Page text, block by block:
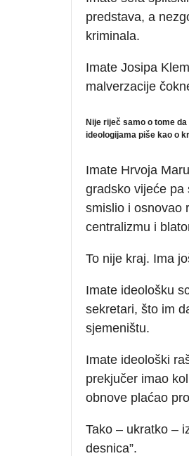
predstava, a
kriminala.
Imate Josipa
malverzacije
Nije riječ samo o tome
ideologijama piše kao o
Imate Hrvoja
gradsko vijeće pa
smislio i osnovao
centralizmu i
To nije kraj. Ima
Imate ideološku
sekretari, što im
sjemeništu.
Imate ideološki
prekjučer imao
obnove plaćao
Tako – ukratko –
desnica”.